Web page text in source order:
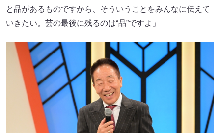
と品があるものですから、そういうことをみんなに伝えて
いきたい。芸の最後に残るのは“品”ですよ」